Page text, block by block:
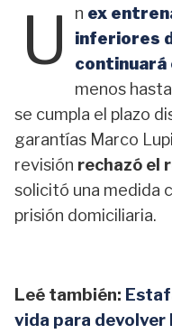
U n ex
inferiores
continuará
menos
se cumpla el plazo
garantías Marco
revisión rechazó el
solicitó una medida
prisión domiciliaria.
Leé también:
vida para devolver